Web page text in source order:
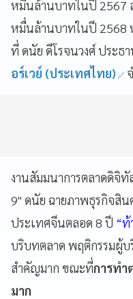
หมื่นล้านบาทในปี 2567
หมื่นล้านบาทในปี 2568
ที่ ดนัย ดีโรจนวงศ์ ประธ
อร์เวย์ (ประเทศไทย)
งานสัมมนาการตลาดดิจิทั
9" ดนัย ฉายภาพธุรกิจสิน
ประเทศจีนตลอด 8 ปี “ท้
บริบทตลาด พฤติกรรมผู้บ
สำคัญมาก ขณะที่การทำ
มาก